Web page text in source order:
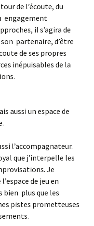
de l’écoute, du
engagement
il s’agira de
partenaire, d’être
de ses propres
inépuisables de la
aussi un espace de
l’accompagnateur.
que j’interpelle les
Je
de jeu en
plus que les
pistes prometteuses